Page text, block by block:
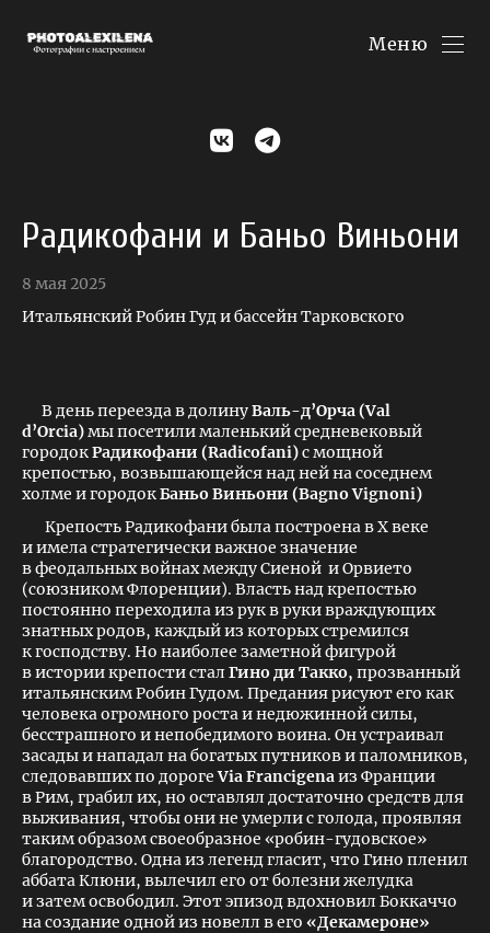
Меню
Радикофани и Баньо Виньони
8 мая 2025
Итальянский Робин Гуд и бассейн Тарковского
В день переезда в долинуВаль-д’Орча (Val
d’Orcia)мы посетили маленький средневековый
городокРадикофани (Radicofani)с мощной
крепостью, возвышающейся над ней на соседнем
холме и городокБаньо Виньони (BagnoVignoni)
Крепость Радикофани была построена в Х веке
и имела стратегически важное значение
в феодальных войнах между Сиеной и Орвието
(союзником Флоренции). Власть над крепостью
постоянно переходила из рук в руки враждующих
знатных родов, каждый из которых стремился
к господству. Но наиболее заметной фигурой
в истории крепости сталГино ди Такко, прозванный
итальянским Робин Гудом. Предания рисуют его как
человека огромного роста и недюжинной силы,
бесстрашного и непобедимого воина. Он устраивал
засады и нападал на богатых путников и паломников,
следовавших по дорогеVia Francigena из Франции
в Рим, грабил их, но оставлял достаточно средств для
выживания, чтобы они не умерли с голода, проявляя
таким образом своеобразное «робин-гудовское»
благородство. Одна из легенд гласит, что Гино пленил
аббата Клюни, вылечил его от болезни желудка
и затем освободил. Этот эпизод вдохновил Боккаччо
на создание одной из новелл в его «Декамероне»